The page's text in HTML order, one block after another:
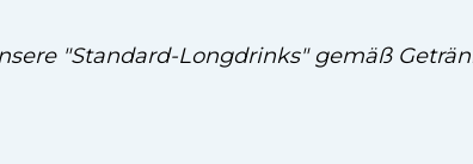
"Standard-Longdrinks" gemäß